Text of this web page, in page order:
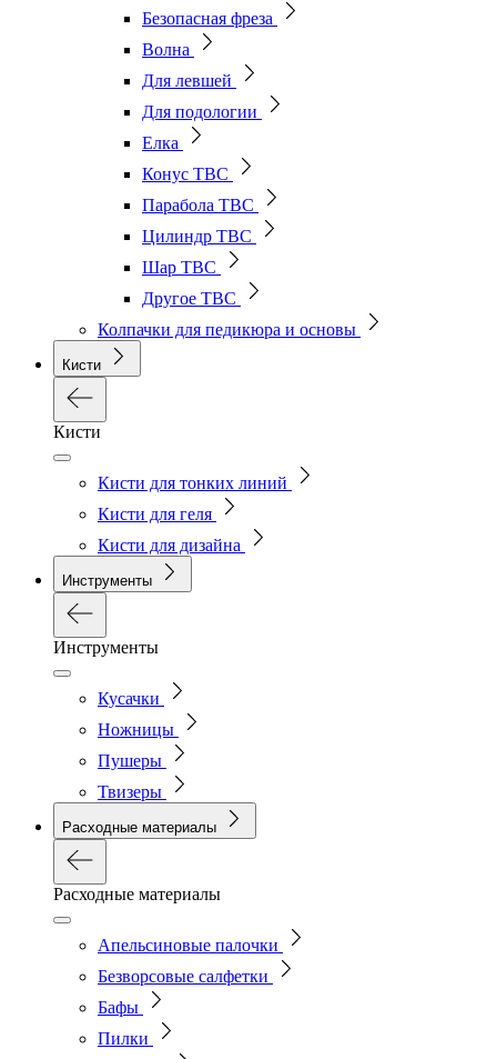
Безопасная фреза
Волна
Для левшей
Для подологии
Елка
Конус ТВС
Парабола ТВС
Цилиндр ТВС
Шар ТВС
Другое ТВС
Колпачки для педикюра и основы
Кисти
Кисти
Кисти для тонких линий
Кисти для геля
Кисти для дизайна
Инструменты
Инструменты
Кусачки
Ножницы
Пушеры
Твизеры
Расходные материалы
Расходные материалы
Апельсиновые палочки
Безворсовые салфетки
Бафы
Пилки